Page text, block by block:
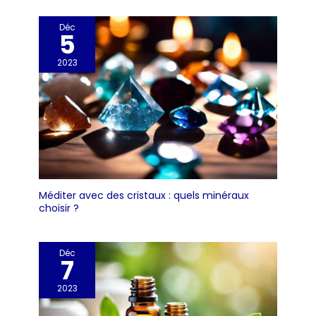
encombrement
minimum et vous
libérer les mains
antidérapant
antichocs qui offre une
meilleure adhérence
pour une prise en main
optimale lors des
manipulations et une
meilleure résistance en
cas de chute AGRAFE :
Elle permet de porter le
mètre ruban à la
ceinture pour un
encombrement
minimum et vous
Déc
5
2023
Méditer avec des cristaux : quels minéraux
choisir ?
Déc
7
2023